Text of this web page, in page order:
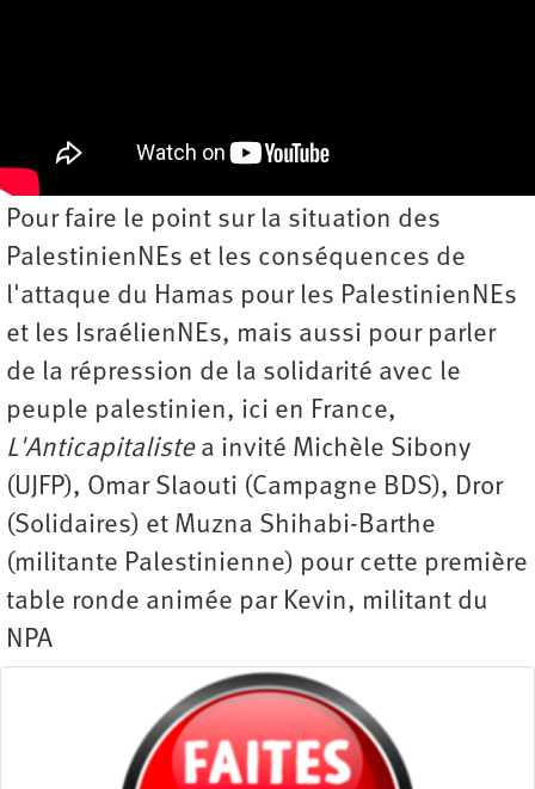
Pour faire le point sur la situation des
PalestinienNEs et les conséquences de
l'attaque du Hamas pour les PalestinienNEs
et les IsraélienNEs, mais aussi pour parler
de la répression de la solidarité avec le
peuple palestinien, ici en France,
L'Anticapitaliste a invité Michèle Sibony
(UJFP), Omar Slaouti (Campagne BDS), Dror
(Solidaires) et Muzna Shihabi-Barthe
(militante Palestinienne) pour cette première
table ronde animée par Kevin, militant du
NPA